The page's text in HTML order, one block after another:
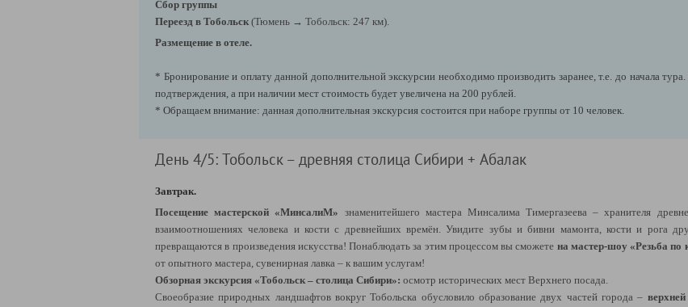
Сбор группы
Переезд в Тобольск (Тюмень → Тобольск: 247 км).
Размещение в отеле.
* Бронирование и оплату данной дополнительной экскурсии необходимо производить заранее, т.е. до начала
подтверждения, а при наличии мест стоимость будет увеличена на 200 рублей.
* Обращаем внимание: данная дополнительная экскурсия состоится при наборе группы от 10 человек.
День 4/5: Тобольск – древняя столица Сибири + Абалак
Завтрак.
Посещение мастерской «МинсалиМ» знаменитейшего мастера Минсалима Тимергазеева – хранителя
взаимоотношениях человека и кости с древнейших времён. Увидите зубы и бивни мамонта, кости и рога
превращаются в произведения искусства! Понаблюдать за этим процессом вы сможете на мастер-шоу «Резьба по
от опытного мастера, сувенирная лавка – к вашим услугам!
Обзорная экскурсия «Тобольск – столица Сибири»: осмотр исторических мест Верхнего посада.
Своеобразие природных ландшафтов вокруг Тобольска обусловило образование двух частей города –